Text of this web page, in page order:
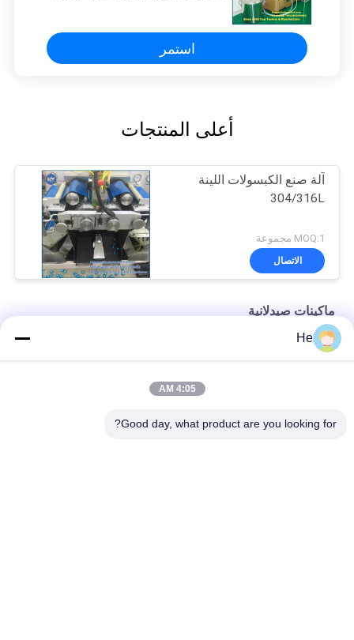
استمر
أعلى المنتجات
آلة صنع الكبسولات اللينة
304/316L
MOQ:1 مجموعة
الاتصال
ماكينات صيدلانية
آلة تغليف كبسولات كرات الطلاء فارما
He
4:05 AM
Good day, what product are you looking for?